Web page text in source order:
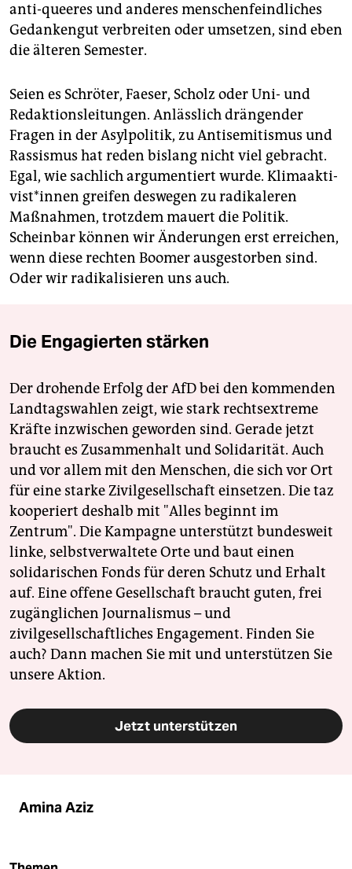
anti-queeres und anderes menschenfeindliches
Gedankengut verbreiten oder umsetzen, sind eben
die älteren Semester.
Seien es Schröter, Faeser, Scholz oder Uni- und
Redaktionsleitungen. Anlässlich drängender
Fragen in der Asylpolitik, zu Antisemitismus und
Rassismus hat reden bislang nicht viel gebracht.
Egal, wie sachlich argumentiert wurde. Kli­ma­ak­ti­
vis­t*in­nen greifen deswegen zu radikaleren
Maßnahmen, trotzdem mauert die Politik.
Scheinbar können wir Änderungen erst erreichen,
wenn diese rechten Boomer ausgestorben sind.
Oder wir radikalisieren uns auch.
Die Engagierten stärken
Der drohende Erfolg der AfD bei den kommenden
Landtagswahlen zeigt, wie stark rechtsextreme
Kräfte inzwischen geworden sind. Gerade jetzt
braucht es Zusammenhalt und Solidarität. Auch
und vor allem mit den Menschen, die sich vor Ort
für eine starke Zivilgesellschaft einsetzen. Die taz
kooperiert deshalb mit "Alles beginnt im
Zentrum". Die Kampagne unterstützt bundesweit
linke, selbstverwaltete Orte und baut einen
solidarischen Fonds für deren Schutz und Erhalt
auf. Eine offene Gesellschaft braucht guten, frei
zugänglichen Journalismus – und
zivilgesellschaftliches Engagement. Finden Sie
auch? Dann machen Sie mit und unterstützen Sie
unsere Aktion.
Jetzt unterstützen
Amina Aziz